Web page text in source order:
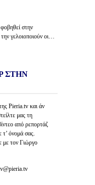
στην
γελοιοποιούν οι…
ΣΤΗΝ
Pieria.tv και άν
μας τη
από ρεπορτάζ
όνομά σας.
με τον Γιώργο